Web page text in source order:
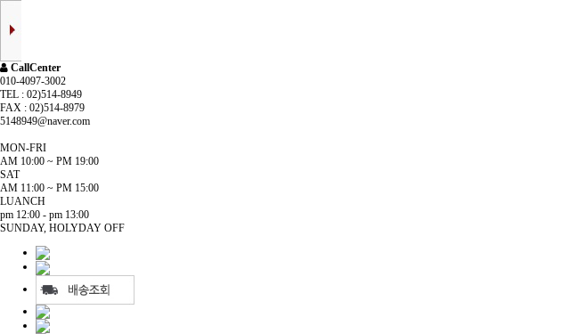
CallCenter
010-4097-3002
TEL : 02)514-8949
FAX : 02)514-8979
5148949@naver.com
MON-FRI
AM 10:00 ~ PM 19:00
SAT
AM 11:00 ~ PM 15:00
LUANCH
pm 12:00 - pm 13:00
SUNDAY, HOLYDAY OFF